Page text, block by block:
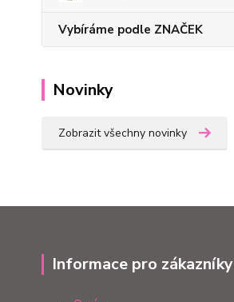
Vybíráme podle ZNAČEK
Novinky
Zobrazit všechny novinky
Informace pro zákazníky